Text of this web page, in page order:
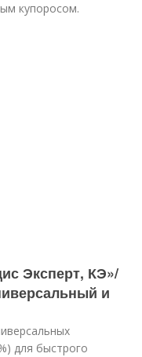
купоросом.
Эксперт, КЭ»/
и
для быстрого